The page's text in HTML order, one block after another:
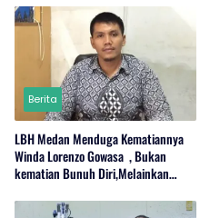
Berita
LBH Medan Menduga Kematiannya
Winda Lorenzo Gowasa , Bukan
kematian Bunuh Diri,Melainkan